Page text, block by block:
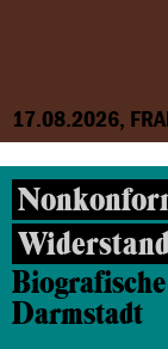
17.08.2026,
Biografische
Darmstadt